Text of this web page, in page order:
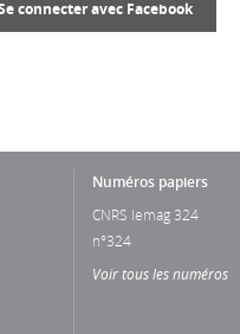
connecter avec Facebook
Numéros papiers
CNRS lemag 324
n°324
Voir tous les numéros